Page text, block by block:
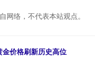
网络，不代表本站观点。
价格刷新历史高位